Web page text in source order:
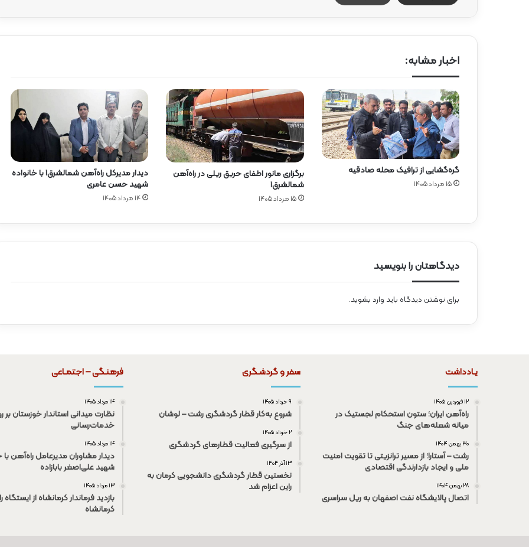
اخبار مشابه:
گره‌گشایی از ترافیک محله صادقیه
۱۵ مرداد ۱۴۰۵
برگزاری مانور اطفای حریق ریلی در راه‌آهن
شمالشرق۱
۱۵ مرداد ۱۴۰۵
دیدار مدیرکل راه‌آهن شمالشرق۱ با خانواده
شهید حسن عامری
۱۴ مرداد ۱۴۰۵
دیدگاهتان را بنویسید
برای نوشتن دیدگاه باید وارد بشوید.
یـادداشت
۱۲ فروردین ۱۴۰۵
راه‌آهن ایران؛ ستون استحکام لجستیک در
میانه شعله‌های جنگ
۳۰ بهمن ۱۴۰۴
رشت – آستارا؛ از مسیر ترانزیتی تا تقویت امنیت
ملی و ایجاد بازدارندگی اقتصادی
۲۸ بهمن ۱۴۰۴
اتصال پالایشگاه نفت اصفهان به ریل سراسری
سفر و گردشـگری
۹ خرداد ۱۴۰۵
شروع به‌کار قطار گردشگری رشت – لوشان
۲ خرداد ۱۴۰۵
از سرگیری فعالیت قطار‌های گردشگری
۱۳ آذر ۱۴۰۴
نخستین قطار گردشگری دانشجویی کرمان به
راین اعزام شد
فرهنـگی – اجتمـاعی
۱۴ مرداد ۱۴۰۵
نظارت میدانی استاندار خوزستان بر
خدمات‌رسانی
۱۴ مرداد ۱۴۰۵
دیدار مشاوران مدیرعامل راه‌آهن با
شهید علی‌اصغر بابازاده
۱۳ مرداد ۱۴۰۵
بازدید فرماندار کرمانشاه از
کرمانشاه